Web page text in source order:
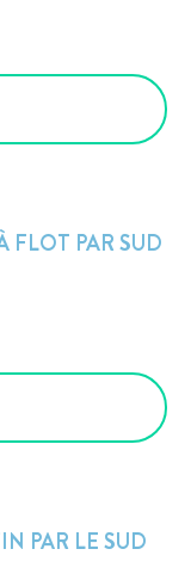
FLOT PAR SUD
PAR LE SUD